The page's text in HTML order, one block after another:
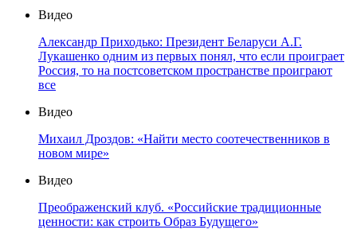
Видео
Александр Приходько: Президент Беларуси А.Г.
Лукашенко одним из первых понял, что если проиграет
Россия, то на постсоветском пространстве проиграют
все
Видео
Михаил Дроздов: «Найти место соотечественников в
новом мире»
Видео
Преображенский клуб. «Российские традиционные
ценности: как строить Образ Будущего»